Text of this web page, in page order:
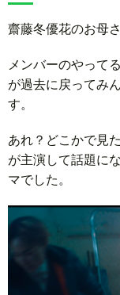
齋藤冬優花のお母
メンバーのやって
が過去に戻ってみ
す。
あれ？どこかで見
が主演して話題に
マでした。